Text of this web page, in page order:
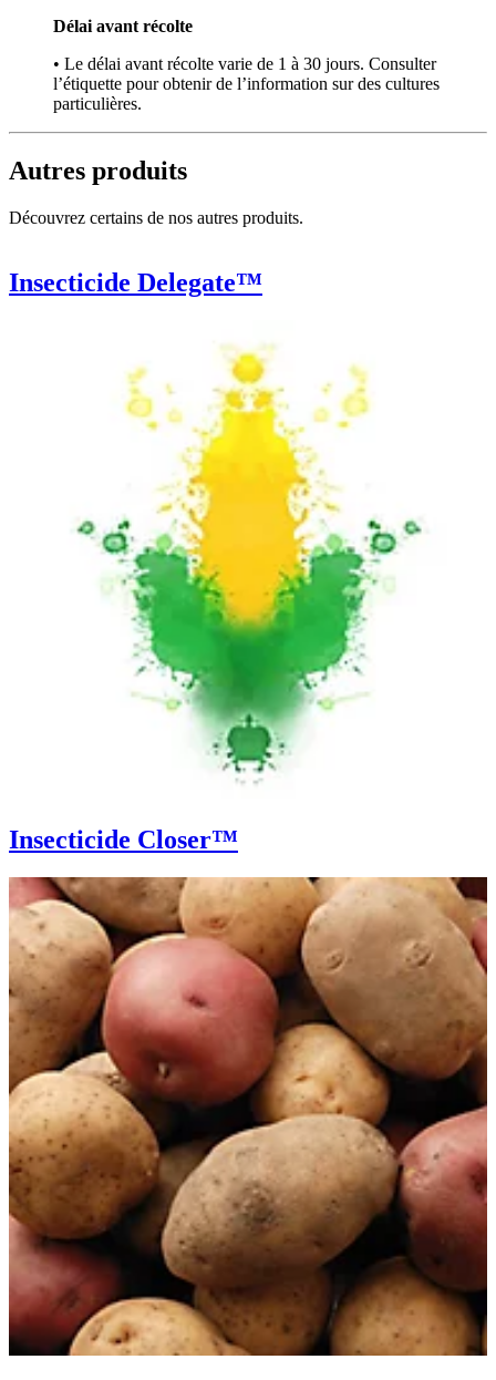
Délai avant récolte
• Le délai avant récolte varie de 1 à 30 jours. Consulter
l’étiquette pour obtenir de l’information sur des cultures
particulières.
Autres produits
Découvrez certains de nos autres produits.
Insecticide Delegate™
Insecticide Closer™